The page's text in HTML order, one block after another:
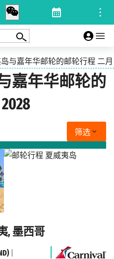
与嘉年华邮轮的邮轮行程 二月
嘉年华邮轮的
筛选
, 墨西哥
|